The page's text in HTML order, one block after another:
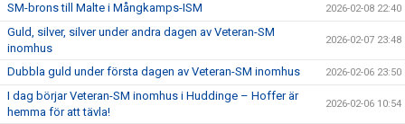
SM-brons till Malte i Mångkamps-ISM 2026-02-08 22:40
Guld, silver, silver under andra dagen av Veteran-SM
inomhus
2026-02-07 23:48
Dubbla guld under första dagen av Veteran-SM inomhus 2026-02-06 23:50
I dag börjar Veteran-SM inomhus i Huddinge – Hoffer är
hemma för att tävla!
2026-02-06 10:54